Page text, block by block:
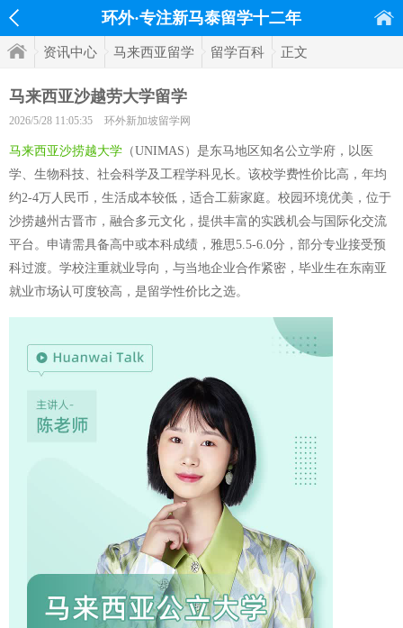
环外·专注新马泰留学十二年
资讯中心 马来西亚留学 留学百科 正文
马来西亚沙越劳大学留学
2026/5/28 11:05:35 环外新加坡留学网
马来西亚沙捞越大学 （UNIMAS）是东马地区知名公立学府，以医
学、生物科技、社会科学及工程学科见长。该校学费性价比高，年均
约2-4万人民币，生活成本较低，适合工薪家庭。校园环境优美，位于
沙捞越州古晋市，融合多元文化，提供丰富的实践机会与国际化交流
平台。申请需具备高中或本科成绩，雅思5.5-6.0分，部分专业接受预
科过渡。学校注重就业导向，与当地企业合作紧密，毕业生在东南亚
就业市场认可度较高，是留学性价比之选。